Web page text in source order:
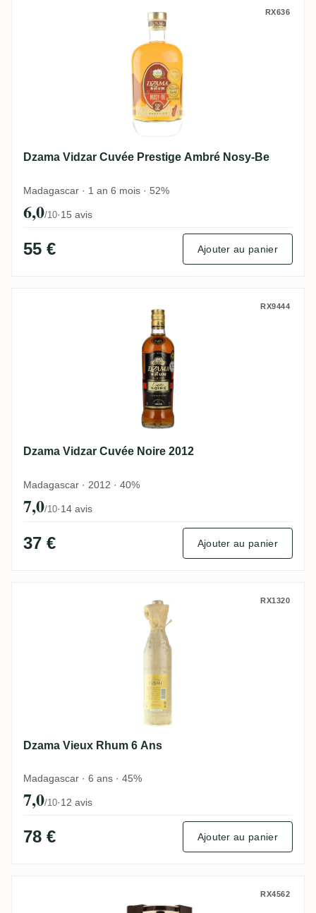
Dzama Vidzar Cuvée Prestige AmbréRX636
Dzama Vidzar Cuvée Prestige Ambré Nosy-Be
Madagascar · 1 an 6 mois · 52%
6,0/10·15 avis
55 € Ajouter au panier
Dzama Vidzar Cuvée Noire 2012 RX9444
Dzama Vidzar Cuvée Noire 2012
Madagascar · 2012 · 40%
7,0/10·14 avis
37 € Ajouter au panier
Dzama Vieux Rhum 6 Ans RX1320
Dzama Vieux Rhum 6 Ans
Madagascar · 6 ans · 45%
7,0/10·12 avis
78 € Ajouter au panier
RX4562